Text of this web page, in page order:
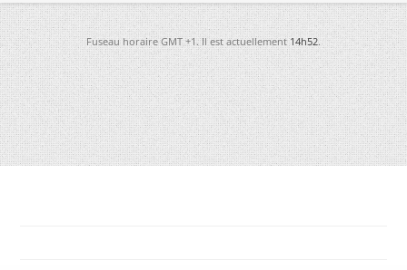
Fuseau horaire GMT +1. Il est actuellement14h52.